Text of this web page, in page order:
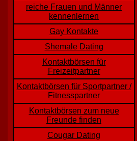
reiche Frauen und Männer
kennenlernen
Gay Kontakte
Shemale Dating
Kontaktbörsen für
Freizeitpartner
Kontaktbörsen für Sportpartner /
Fitnesspartner
Kontaktbörsen zum neue
Freunde finden
Cougar Dating